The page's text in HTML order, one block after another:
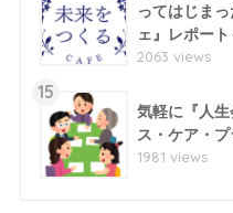
ってはじま
ェ』レポー
2063 views
15
気軽に『人
ス・ケア・
1981 views